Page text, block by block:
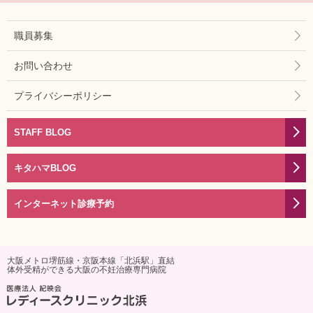
職員募集
お問い合わせ
プライバシーポリシー
STAFF BLOG
キタハマBLOG
インターネット診療予約
大阪メトロ堺筋線・京阪本線「北浜駅」直結
体外受精ができる大阪の不妊治療専門病院